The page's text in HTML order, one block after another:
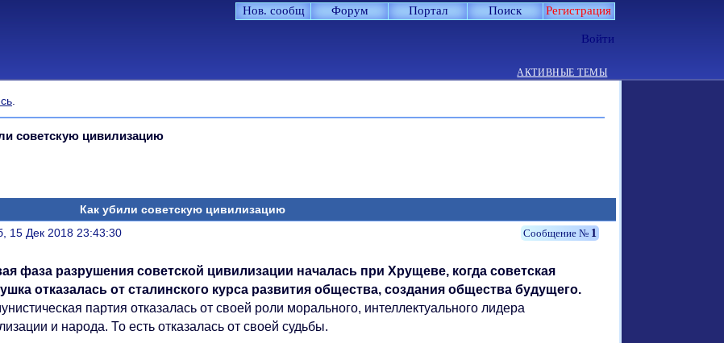
Нов. сообщ Форум Портал Поиск Регистрация
Войти
АКТИВНЫЕ ТЕМЫ
.
советскую цивилизацию
Как убили советскую цивилизацию
1
15 Дек 2018 23:43:30
фаза разрушения советской цивилизации началась при Хрущеве, когда советская
отказалась от сталинского курса развития общества, создания общества будущего.
партия отказалась от своей роли морального, интеллектуального лидера
и народа. То есть отказалась от своей судьбы.